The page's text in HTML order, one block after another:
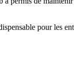
pour les